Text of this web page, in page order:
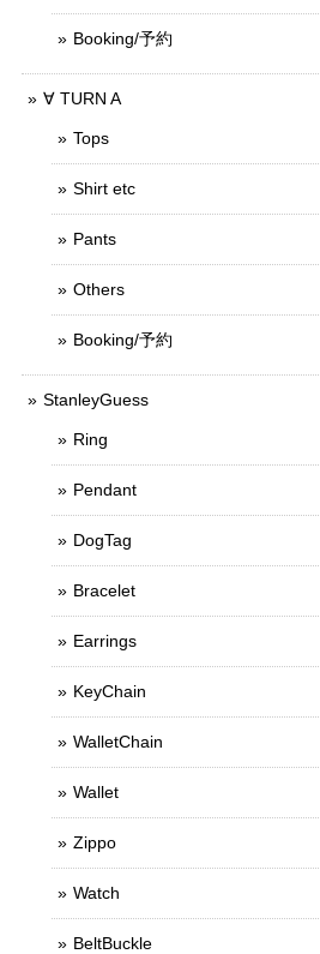
Booking/予約
∀ TURN A
Tops
Shirt etc
Pants
Others
Booking/予約
StanleyGuess
Ring
Pendant
DogTag
Bracelet
Earrings
KeyChain
WalletChain
Wallet
Zippo
Watch
BeltBuckle